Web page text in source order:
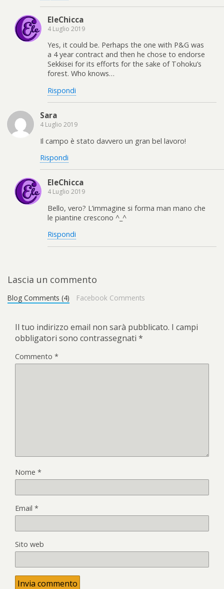
EleChicca
4 Luglio 2019
Yes, it could be. Perhaps the one with P&G was
a 4 year contract and then he chose to endorse
Sekkisei for its efforts for the sake of Tohoku’s
forest. Who knows…
Rispondi
Sara
4 Luglio 2019
Il campo è stato davvero un gran bel lavoro!
Rispondi
EleChicca
4 Luglio 2019
Bello, vero? L’immagine si forma man mano che
le piantine crescono ^_^
Rispondi
Lascia un commento
Blog Comments (4) Facebook Comments
Il tuo indirizzo email non sarà pubblicato. I campi
obbligatori sono contrassegnati *
Commento *
Nome *
Email *
Sito web